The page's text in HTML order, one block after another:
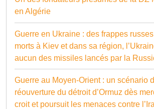
en Algérie
Guerre en Ukraine : des frappes
morts à Kiev et dans sa région,
aucun des missiles lancés par la
Guerre au Moyen-Orient : un scénario
réouverture du détroit d’Ormuz dès
croit et poursuit les menaces contre